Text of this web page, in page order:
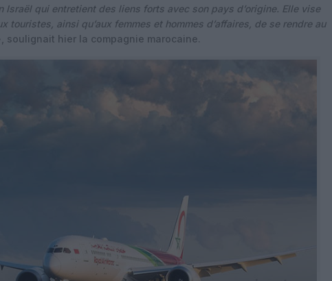
Israël qui entretient des liens forts avec son pays d’origine. Elle vise
touristes, ainsi qu’aux femmes et hommes d’affaires, de se rendre au
soulignait hier la compagnie marocaine.